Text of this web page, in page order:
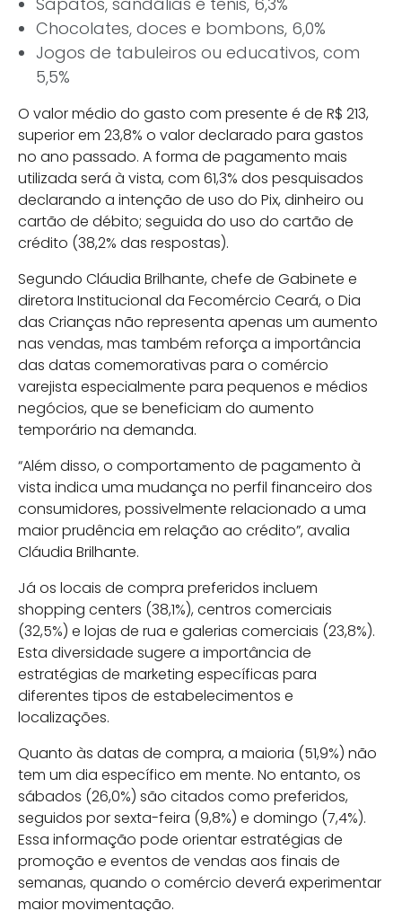
Chocolates, doces e bombons, 6,0%
Jogos de tabuleiros ou educativos, com
5,5%
O valor médio do gasto com presente é de R$ 213,
superior em 23,8% o valor declarado para gastos
no ano passado. A forma de pagamento mais
utilizada será à vista, com 61,3% dos pesquisados
declarando a intenção de uso do Pix, dinheiro ou
cartão de débito; seguida do uso do cartão de
crédito (38,2% das respostas).
Segundo Cláudia Brilhante, chefe de Gabinete e
diretora Institucional da Fecomércio Ceará, o Dia
das Crianças não representa apenas um aumento
nas vendas, mas também reforça a importância
das datas comemorativas para o comércio
varejista especialmente para pequenos e médios
negócios, que se beneficiam do aumento
temporário na demanda.
“Além disso, o comportamento de pagamento à
vista indica uma mudança no perfil financeiro dos
consumidores, possivelmente relacionado a uma
maior prudência em relação ao crédito”, avalia
Cláudia Brilhante.
Já os locais de compra preferidos incluem
shopping centers (38,1%), centros comerciais
(32,5%) e lojas de rua e galerias comerciais (23,8%).
Esta diversidade sugere a importância de
estratégias de marketing específicas para
diferentes tipos de estabelecimentos e
localizações.
Quanto às datas de compra, a maioria (51,9%) não
tem um dia específico em mente. No entanto, os
sábados (26,0%) são citados como preferidos,
seguidos por sexta-feira (9,8%) e domingo (7,4%).
Essa informação pode orientar estratégias de
promoção e eventos de vendas aos finais de
semanas, quando o comércio deverá experimentar
maior movimentação.